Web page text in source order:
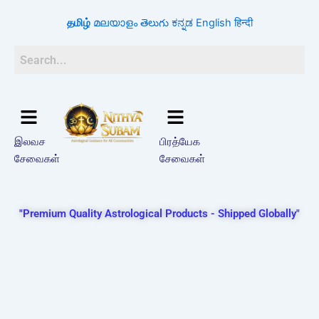
தமிழ் മലയാളം తెలుగు ಕನ್ನಡ English हिन्दी
இலவச
சேவைகள்
பிரத்யேக
சேவைகள்
"Premium Quality Astrological Products - Shipped Globally"